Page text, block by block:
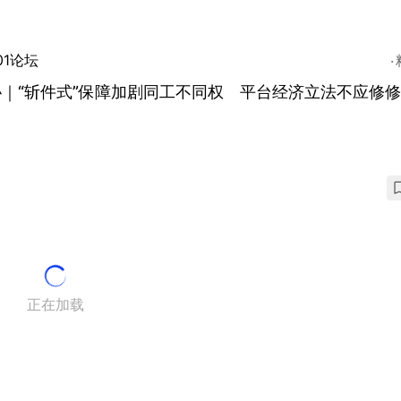
论坛
“斩件式”保障加剧同工不同权 平台经济立法不应修
正在加载